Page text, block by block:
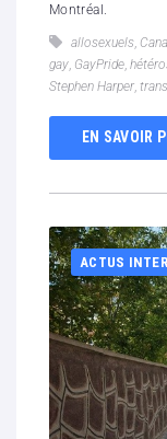
Montréal.
allosexuels,
gay, GayPride,
Stephen Harper,
EN SAVOIR
ACTUS